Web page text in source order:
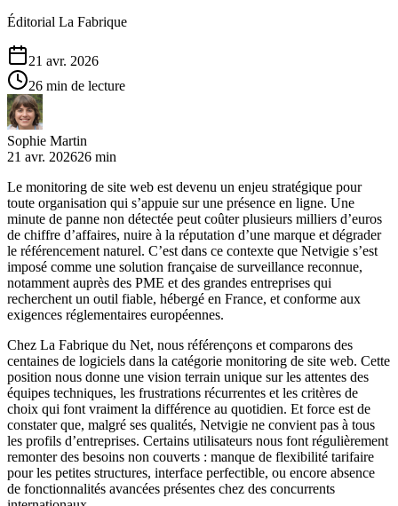
Éditorial La Fabrique
21 avr. 2026
26 min de lecture
Sophie Martin
21 avr. 202626 min
Le monitoring de site web est devenu un enjeu stratégique pour
toute organisation qui s’appuie sur une présence en ligne. Une
minute de panne non détectée peut coûter plusieurs milliers d’euros
de chiffre d’affaires, nuire à la réputation d’une marque et dégrader
le référencement naturel. C’est dans ce contexte que Netvigie s’est
imposé comme une solution française de surveillance reconnue,
notamment auprès des PME et des grandes entreprises qui
recherchent un outil fiable, hébergé en France, et conforme aux
exigences réglementaires européennes.
Chez La Fabrique du Net, nous référençons et comparons des
centaines de logiciels dans la catégorie monitoring de site web. Cette
position nous donne une vision terrain unique sur les attentes des
équipes techniques, les frustrations récurrentes et les critères de
choix qui font vraiment la différence au quotidien. Et force est de
constater que, malgré ses qualités, Netvigie ne convient pas à tous
les profils d’entreprises. Certains utilisateurs nous font régulièrement
remonter des besoins non couverts : manque de flexibilité tarifaire
pour les petites structures, interface perfectible, ou encore absence
de fonctionnalités avancées présentes chez des concurrents